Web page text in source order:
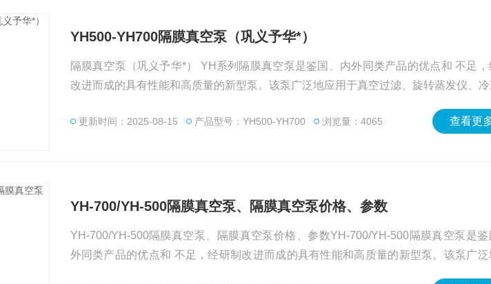
YH500-YH700隔膜真空泵（巩义予华*）
隔膜真空泵（巩义予华*） YH系列隔膜真空泵是鉴国、内外同类产品的优点和 不足，经研制
改进而成的具有性能和高质量的新型泵。该泵广泛地应用于真空过滤、旋转蒸发仪、
700Kpa,强劲 的泵力，耐腐腔体，安全可靠等特点。
更新时间：2025-08-15 产品型号：YH500-YH700 浏览量：4065 查看更
YH-700/YH-500隔膜真空泵、隔膜真空泵价格、参数
YH-700/YH-500隔膜真空泵、隔膜真空泵价格、参数YH-700/YH-500隔膜真空泵是
外同类产品的优点和 不足，经研制改进而成的具有性能和高质量的新型泵。该泵广